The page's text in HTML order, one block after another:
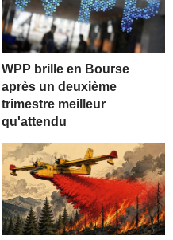
WPP brille en Bourse
après un deuxième
trimestre meilleur
qu'attendu